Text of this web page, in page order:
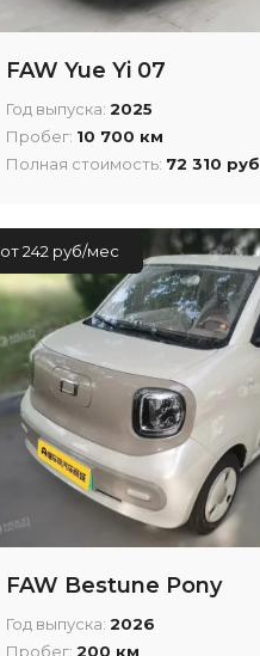
FAW Yue Yi 07
Год выпуска:2025
Пробег: 10 700 км
Полная стоимость: 72 310 руб
от 242 руб/мес
FAW Bestune Pony
Год выпуска:2026
Пробег:200 км